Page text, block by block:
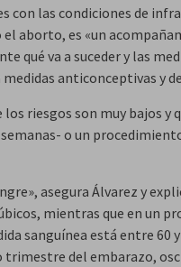
con las condiciones de
el aborto, es «un
qué va a suceder y las
anticonceptivas y
los riesgos son muy bajos y
o un
asegura Álvarez y
mientras que en un
sanguínea está entre 60
trimestre del embarazo,